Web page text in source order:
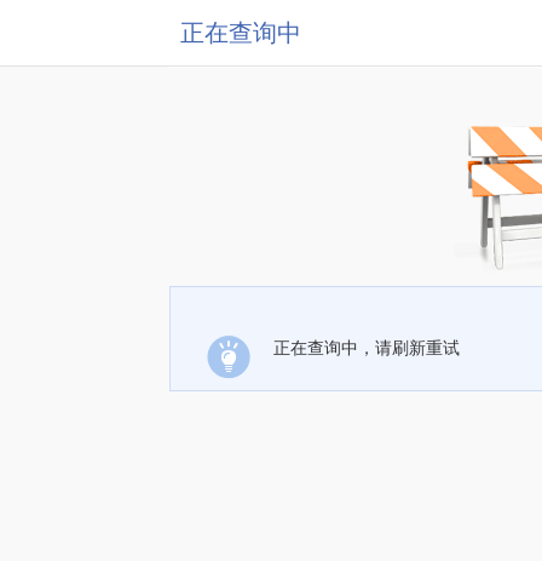
正在查询中
正在查询中，请刷新重试